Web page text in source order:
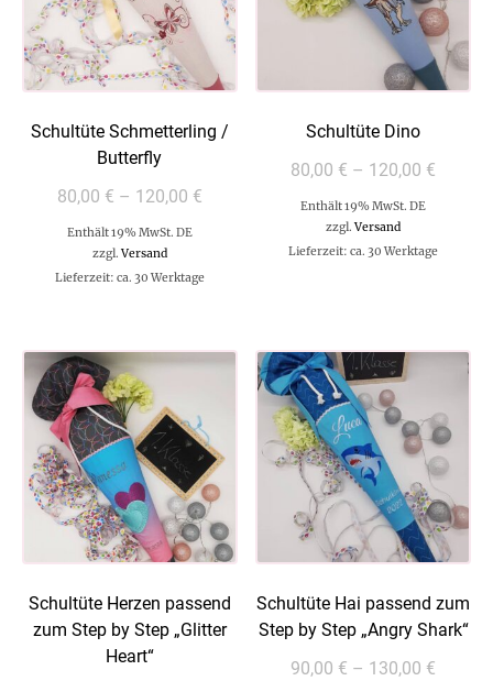
Schultüte Schmetterling /
Butterfly
80,00 € – 120,00 €
Enthält 19% MwSt. DE
zzgl.Versand
Lieferzeit: ca. 30 Werktage
Schultüte Dino
80,00 € – 120,00 €
Enthält 19% MwSt. DE
zzgl.Versand
Lieferzeit: ca. 30 Werktage
Schultüte Herzen passend
zum Step by Step „Glitter
Heart“
Schultüte Hai passend zum
Step by Step „Angry Shark“
90,00 € – 130,00 €